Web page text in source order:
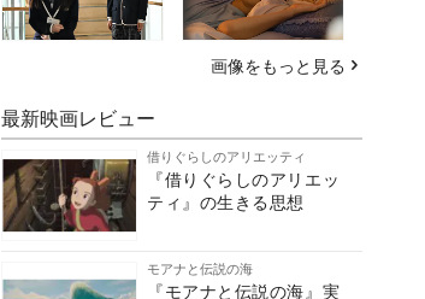
画像をもっと見る
最新映画レビュー
借りぐらしのアリエッティ
『借りぐらしのアリエッ
ティ』の生きる思想
モアナと伝説の海
『モアナと伝説の海』実